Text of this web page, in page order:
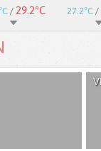
/ 29.2°C 27.2°C /